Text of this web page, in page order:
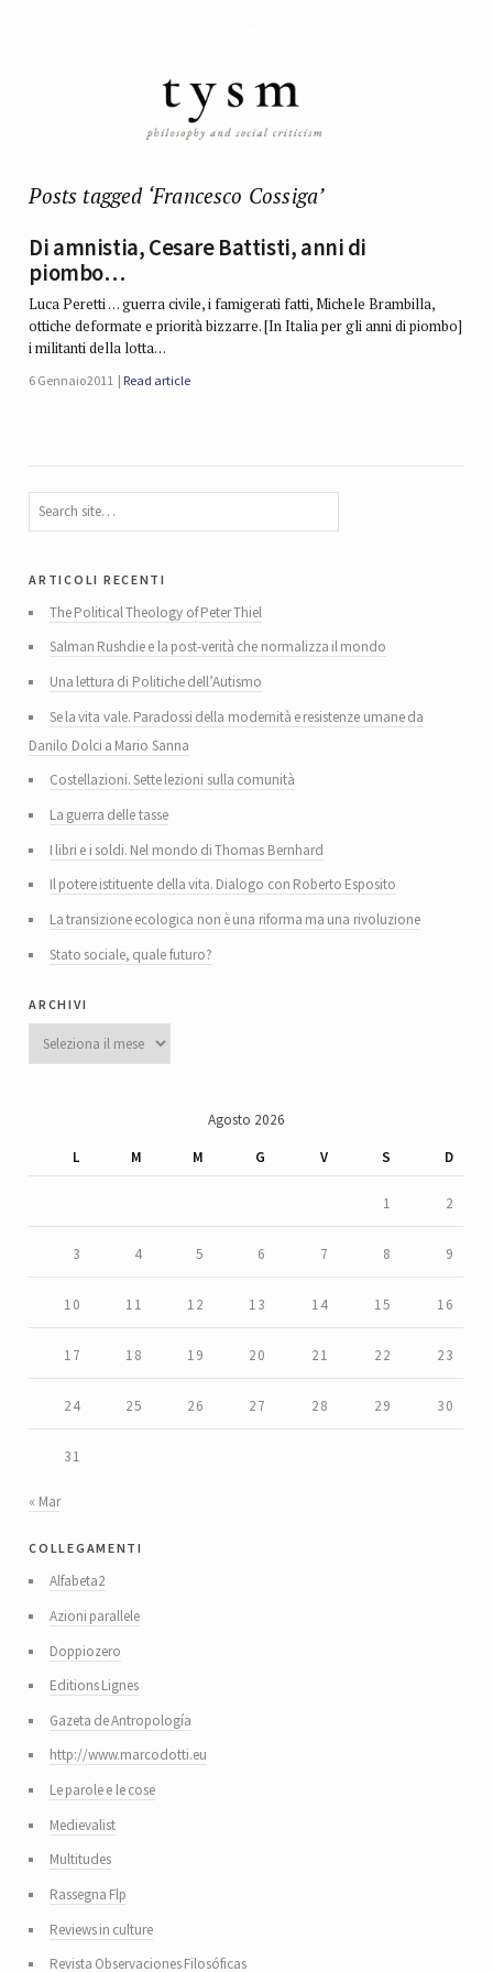
Posts tagged ‘Francesco Cossiga’
Di amnistia, Cesare Battisti, anni di
piombo…
Luca Peretti … guerra civile, i famigerati fatti, Michele Brambilla,
ottiche deformate e priorità bizzarre. [In Italia per gli anni di piombo]
i militanti della lotta…
6 Gennaio 2011 Read article
articoli recenti
The Political Theology of Peter Thiel
Salman Rushdie e la post-verità che normalizza il mondo
Una lettura di Politiche dell’Autismo
Se la vita vale. Paradossi della modernità e resistenze umane da
Danilo Dolci a Mario Sanna
Costellazioni. Sette lezioni sulla comunità
La guerra delle tasse
I libri e i soldi. Nel mondo di Thomas Bernhard
Il potere istituente della vita. Dialogo con Roberto Esposito
La transizione ecologica non è una riforma ma una rivoluzione
Stato sociale, quale futuro?
archivi
Archivi
Agosto 2026
L
M M G V S D
1 2
3 4 5 6 7 8 9
10 11 12 13 14 15 16
17 18 19 20 21 22 23
24 25 26 27 28 29 30
31
« Mar
collegamenti
Alfabeta2
Azioni parallele
Doppiozero
Editions Lignes
Gazeta de Antropología
http://www.marcodotti.eu
Le parole e le cose
Medievalist
Multitudes
Rassegna Flp
Reviews in culture
Revista Observaciones Filosóficas